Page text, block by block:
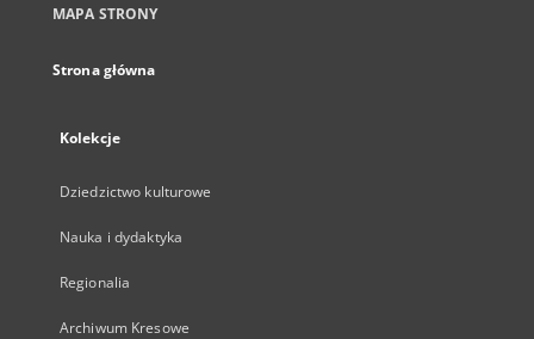
MAPA STRONY
Strona główna
Kolekcje
Dziedzictwo kulturowe
Nauka i dydaktyka
Regionalia
Archiwum Kresowe